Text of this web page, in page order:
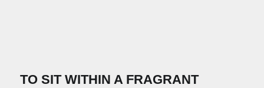
TO SIT WITHIN A FRAGRANT